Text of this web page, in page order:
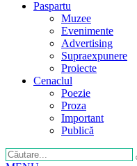
Paspartu
Muzee
Evenimente
Advertising
Supraexpunere
Proiecte
Cenaclul
Poezie
Proza
Important
Publică